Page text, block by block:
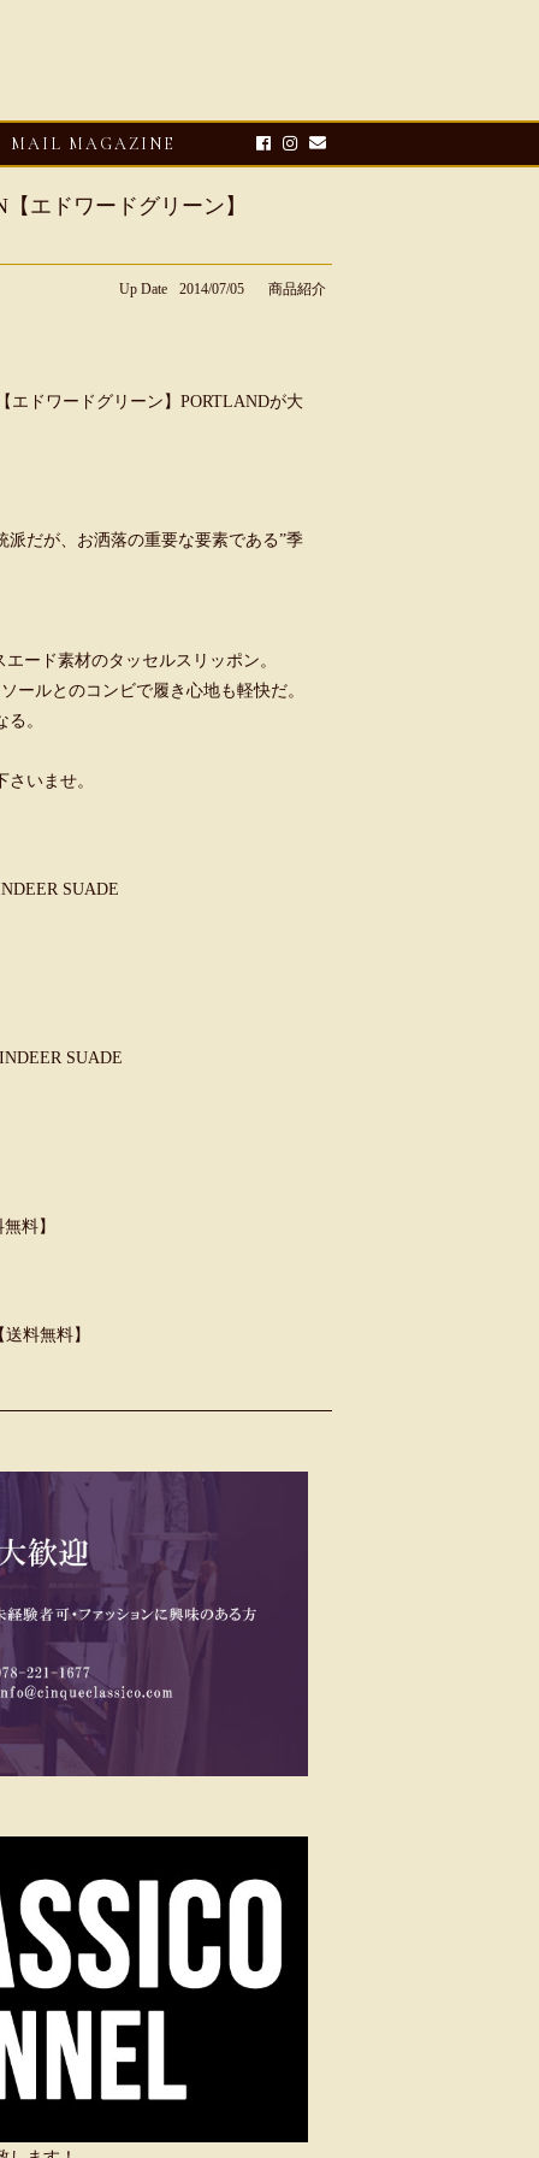
MAIL MAGAZINE
エドワードグリーン】
Up Date 2014/07/05 商品紹介
エドワードグリーン】PORTLANDが大
だが、お洒落の重要な要素である”季
ード素材のタッセルスリッポン。
ールとのコンビで履き心地も軽快だ。
。
いませ。
SUADE
SUADE
料】
料無料】
ダル